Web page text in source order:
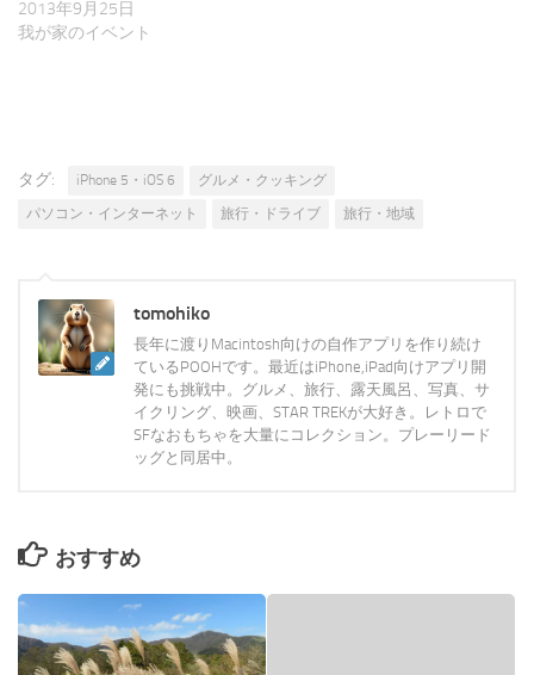
2013年9月25日
我が家のイベント
タグ: iPhone 5・iOS 6
グルメ・クッキング
パソコン・インターネット
旅行・ドライブ 旅行・地域
tomohiko
長年に渡りMacintosh向けの自作アプリを作り続け
ているPOOHです。最近はiPhone,iPad向けアプリ開
発にも挑戦中。グルメ、旅行、露天風呂、写真、サ
イクリング、映画、STAR TREKが大好き。レトロで
SFなおもちゃを大量にコレクション。プレーリード
ッグと同居中。
おすすめ